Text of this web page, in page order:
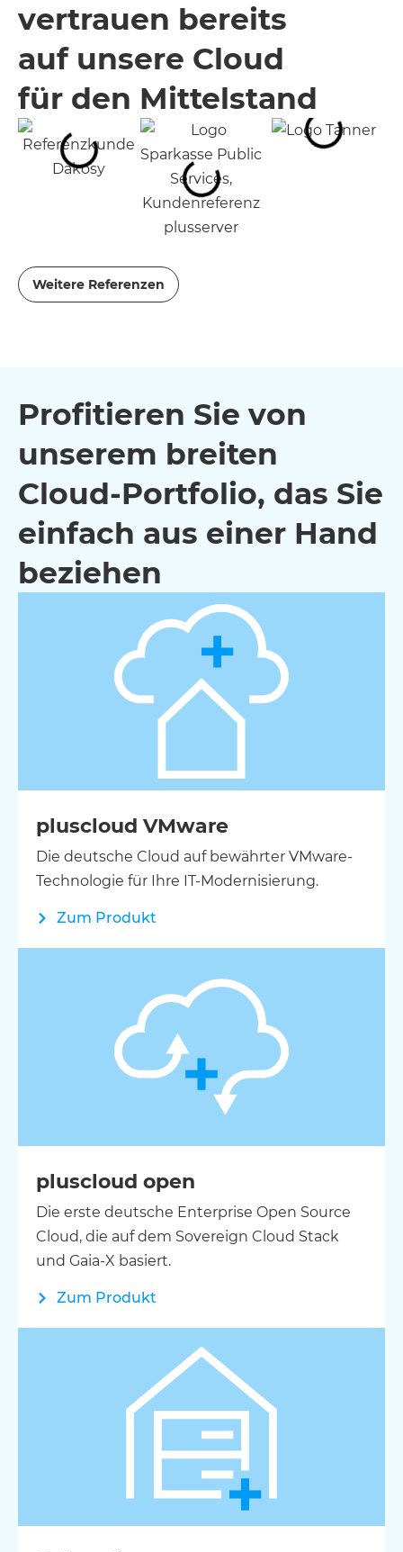
vertrauen bereits
auf unsere Cloud
für den Mittelstand
Weitere Referenzen
Profitieren Sie von
unserem breiten
Cloud-Portfolio, das Sie
einfach aus einer Hand
beziehen
pluscloud VMware
Die deutsche Cloud auf bewährter VMware-
Technologie für Ihre IT-Modernisierung.
Zum Produkt
pluscloud open
Die erste deutsche Enterprise Open Source
Cloud, die auf dem Sovereign Cloud Stack
und Gaia-X basiert.
Zum Produkt